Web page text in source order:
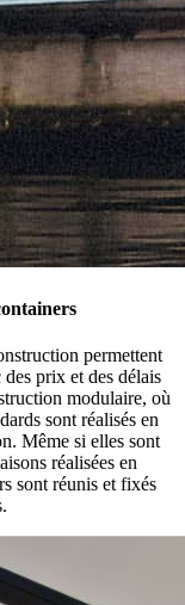
permettent
des prix et des délais
modulaire, où
sont réalisés en
Même si elles sont
réalisées en
sont réunis et fixés